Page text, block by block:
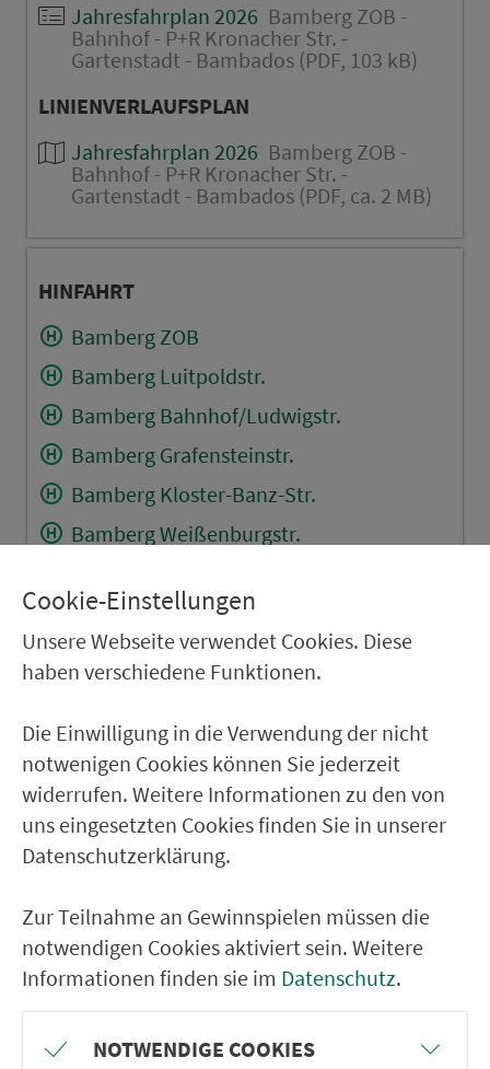
Jahresfahrplan 2026 Bamberg ZOB -
Bahnhof - P+R Kronacher Str. -
Gartenstadt - Bambados (PDF, 103 kB)
LINIENVERLAUFSPLAN
Jahresfahrplan 2026 Bamberg ZOB -
Bahnhof - P+R Kronacher Str. -
Gartenstadt - Bambados (PDF, ca. 2 MB)
HINFAHRT
Bamberg ZOB
Bamberg Luitpoldstr.
Bamberg Bahnhof/Ludwigstr.
Bamberg Grafensteinstr.
Bamberg Kloster-Banz-Str.
Bamberg Weißenburgstr.
Bamberg Kirschäckerstr.
Bamberg Feldkirchenstr.
Bamberg P+R Kronacher Str.
Bamberg Breitenau
Bamberg Seehofstr.
Bamberg Gartenstadt Schule
Bamberg Hauptsmoorstr. (BPOL)
Bamberg Ferdinand-Tietz-Str.
Bamberg Bambados
Bamberg Adam-Krafft-Str.
Cookie-Einstellungen
Unsere Webseite verwendet Cookies. Diese
haben verschiedene Funktionen.
Die Einwilligung in die Verwendung der nicht
notwenigen Cookies können Sie jederzeit
widerrufen. Weitere Informationen zu den von
uns eingesetzten Cookies finden Sie in unserer
Datenschutzerklärung.
Zur Teilnahme an Gewinnspielen müssen die
notwendigen Cookies aktiviert sein. Weitere
Informationen finden sie im Datenschutz.
NOTWENDIGE COOKIES